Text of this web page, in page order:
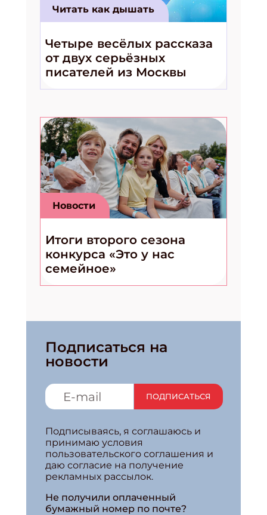
Читать как дышать
Четыре весёлых рассказа
от двух серьёзных
писателей из Москвы
Новости
Итоги второго сезона
конкурса «Это у нас
семейное»
Подписаться на
новости
ПОДПИСАТЬСЯ
Подписываясь, я соглашаюсь и
принимаю условия
пользовательского соглашения и
даю согласие на получение
рекламных рассылок.
Не получили оплаченный
бумажный номер по почте?